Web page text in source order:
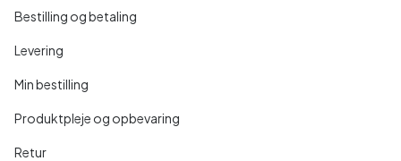
Bestilling og betaling
Levering
Min bestilling
Produktpleje og opbevaring
Retur